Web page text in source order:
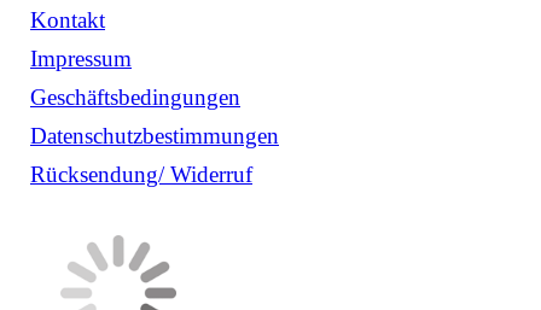
Kontakt
Impressum
Geschäftsbedingungen
Datenschutzbestimmungen
Rücksendung/ Widerruf